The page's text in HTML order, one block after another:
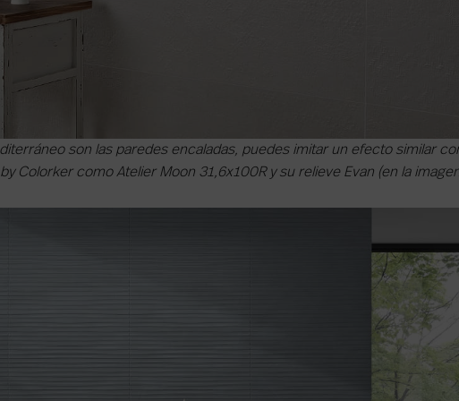
son las paredes encaladas, puedes imitar un efecto similar
Colorker como Atelier Moon 31,6x100R y su relieve Evan (en la